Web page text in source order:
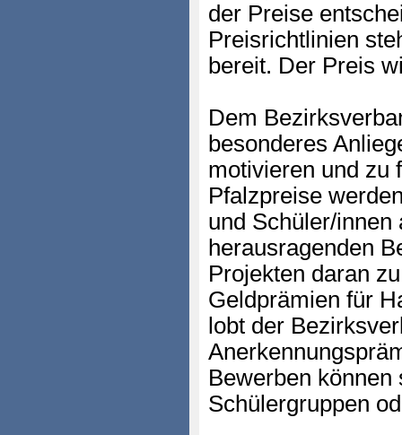
der Preise
Preisrichtlinien
bereit. Der Preis
Dem
besonderes
motivieren und zu
Pfalzpreise
und Schüler/innen
herausragenden
Projekten daran
Geldprämien für
lobt der
Bewerben
Schülergruppen